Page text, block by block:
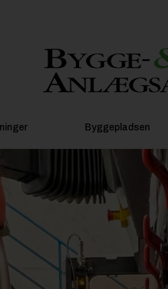
Byggepladsen